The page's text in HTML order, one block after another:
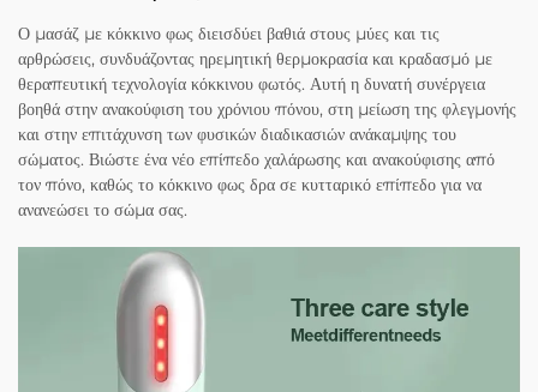
Ο μασάζ με κόκκινο φως διεισδύει βαθιά στους μύες και τις
αρθρώσεις, συνδυάζοντας ηρεμητική θερμοκρασία και κραδασμό με
θεραπευτική τεχνολογία κόκκινου φωτός. Αυτή η δυνατή συνέργεια
βοηθά στην ανακούφιση του χρόνιου πόνου, στη μείωση της φλεγμονής
και στην επιτάχυνση των φυσικών διαδικασιών ανάκαμψης του
σώματος. Βιώστε ένα νέο επίπεδο χαλάρωσης και ανακούφισης από
τον πόνο, καθώς το κόκκινο φως δρα σε κυτταρικό επίπεδο για να
ανανεώσει το σώμα σας.